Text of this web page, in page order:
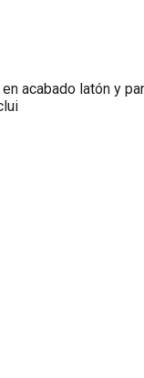
acabado latón y